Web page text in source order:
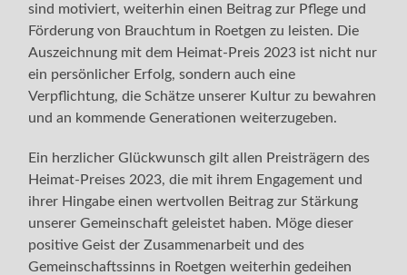
sind motiviert, weiterhin einen Beitrag zur Pflege und
Förderung von Brauchtum in Roetgen zu leisten. Die
Auszeichnung mit dem Heimat-Preis 2023 ist nicht nur
ein persönlicher Erfolg, sondern auch eine
Verpflichtung, die Schätze unserer Kultur zu bewahren
und an kommende Generationen weiterzugeben.
Ein herzlicher Glückwunsch gilt allen Preisträgern des
Heimat-Preises 2023, die mit ihrem Engagement und
ihrer Hingabe einen wertvollen Beitrag zur Stärkung
unserer Gemeinschaft geleistet haben. Möge dieser
positive Geist der Zusammenarbeit und des
Gemeinschaftssinns in Roetgen weiterhin gedeihen